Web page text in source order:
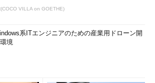
VILLA on GOETHE)
系ITエンジニアのための産業用ドローン開
境